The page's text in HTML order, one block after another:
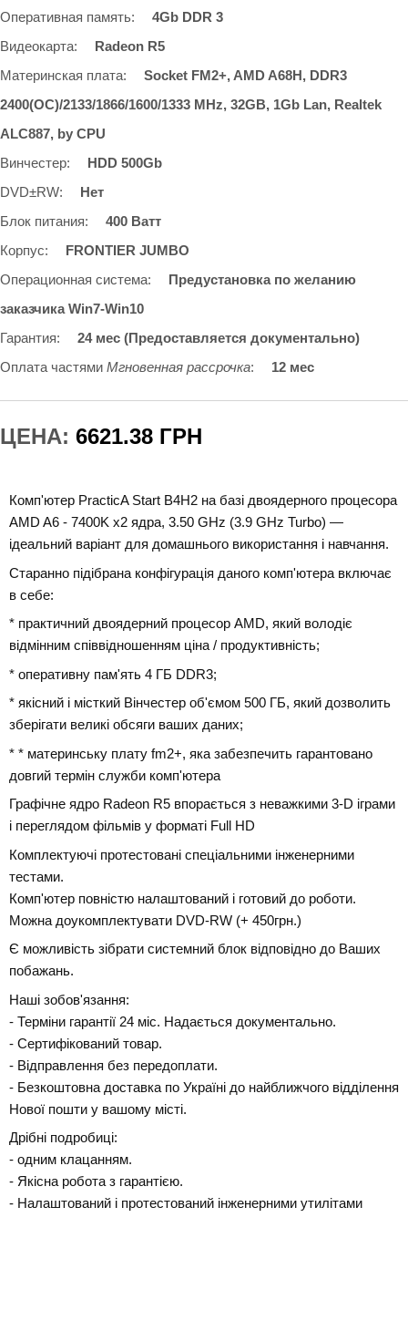
Оперативная память:
4Gb DDR 3
Видеокарта:
Radeon R5
Материнская плата:
Socket FM2+, AMD A68H, DDR3
2400(OC)/2133/1866/1600/1333 MHz, 32GB, 1Gb Lan, Realtek
ALC887, by CPU
Винчестер:
HDD 500Gb
DVD±RW:
Нет
Блок питания:
400 Ватт
Корпус:
FRONTIER JUMBO
Операционная система:
Предустановка по желанию
заказчика Win7-Win10
Гарантия:
24 мес (Предоставляется документально)
Оплата частями Мгновенная рассрочка: 12 мес
ЦЕНА: 6621.38 ГРН
Комп'ютер PracticA Start B4H2 на базі двоядерного процесора
AMD A6 - 7400K x2 ядра, 3.50 GHz (3.9 GHz Turbo) —
ідеальний варіант для домашнього використання і навчання.
Старанно підібрана конфігурація даного комп'ютера включає
в себе:
* практичний двоядерний процесор AMD, який володіє
відмінним співвідношенням ціна / продуктивність;
* оперативну пам'ять 4 ГБ DDR3;
* якісний і місткий Вінчестер об'ємом 500 ГБ, який дозволить
зберігати великі обсяги ваших даних;
* * материнську плату fm2+, яка забезпечить гарантовано
довгий термін служби комп'ютера
Графічне ядро Radeon R5 впорається з неважкими 3-D іграми
і переглядом фільмів у форматі Full HD
Комплектуючі протестовані спеціальними інженерними
тестами.
Комп'ютер повністю налаштований і готовий до роботи.
Можна доукомплектувати DVD-RW (+ 450грн.)
Є можливість зібрати системний блок відповідно до Ваших
побажань.
Наші зобов'язання:
- Терміни гарантії 24 міс. Надається документально.
- Сертифікований товар.
- Відправлення без передоплати.
- Безкоштовна доставка по Україні до найближчого відділення
Нової пошти у вашому місті.
Дрібні подробиці:
- одним клацанням.
- Якісна робота з гарантією.
- Налаштований і протестований інженерними утилітами